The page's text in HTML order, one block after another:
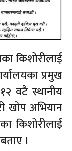
किशोरीलाई
प्रमुख
वटै स्थानीय
खोप अभियान
किशोरीलाई
।